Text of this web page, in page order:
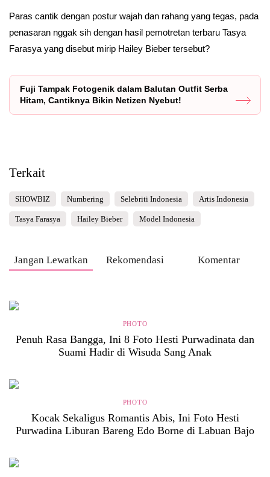
Paras cantik dengan postur wajah dan rahang yang tegas, pada
penasaran nggak sih dengan hasil pemotretan terbaru Tasya
Farasya yang disebut mirip Hailey Bieber tersebut?
Fuji Tampak Fotogenik dalam Balutan Outfit Serba
Hitam, Cantiknya Bikin Netizen Nyebut!
Terkait
SHOWBIZ Numbering Selebriti Indonesia Artis Indonesia
Tasya Farasya Hailey Bieber Model Indonesia
Jangan Lewatkan Rekomendasi Komentar
PHOTO
Penuh Rasa Bangga, Ini 8 Foto Hesti Purwadinata dan
Suami Hadir di Wisuda Sang Anak
PHOTO
Kocak Sekaligus Romantis Abis, Ini Foto Hesti
Purwadina Liburan Bareng Edo Borne di Labuan Bajo